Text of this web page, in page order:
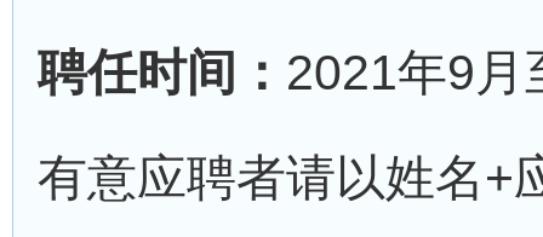
聘任时间： 2021年9月
有意应聘者请以姓名+